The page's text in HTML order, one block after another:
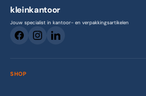
kleinkantoor
Jouw specialist in kantoor- en verpakkingsartikelen
SHOP